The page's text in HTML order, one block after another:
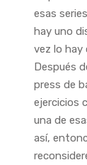
esas
hay uno
vez lo hay
Después
press de
ejercicios
una de
así,